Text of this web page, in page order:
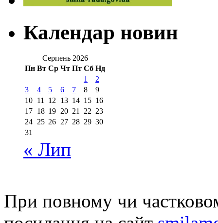
Календар новин
Серпень 2026
Пн Вт Ср Чт Пт Сб Нд
1
2
3
4 5 6 7 8
9
10 11 12 13 14 15 16
17 18 19 20 21 22 23
24 25 26 27 28 29 30
31
« Лип
При повному чи